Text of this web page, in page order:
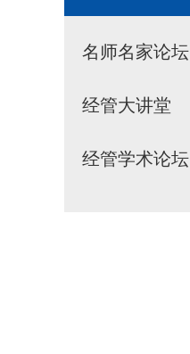
名师名家论坛
经管大讲堂
经管学术论坛